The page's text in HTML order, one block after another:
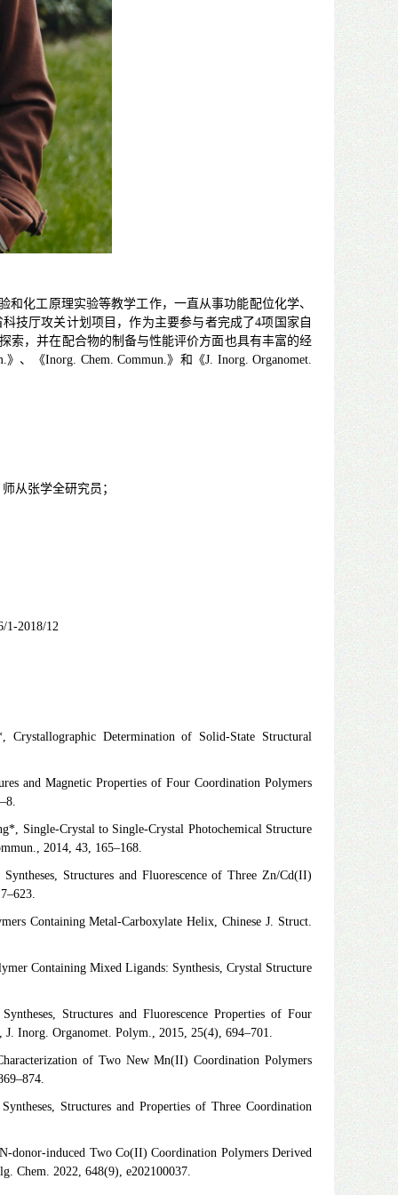
化工原理实验等教学工作，一直从事功能配位化学、
科技厅攻关计划项目，作为主要参与者完成了4项国家自
索，并在配合物的制备与性能评价方面也具有丰富的经
》、《Inorg. Chem. Commun. 》和《J. Inorg. Organomet.
从张学全研究员；
1-2018/12
Determination of Solid-State Structural
and Magnetic Properties of Four Coordination Polymers
Single-Crystal to Single-Crystal Photochemical Structure
2014, 43, 165–168.
Structures and Fluorescence of Three Zn/Cd(II)
Containing Metal-Carboxylate Helix, Chinese J. Struct.
Containing Mixed Ligands: Synthesis, Crystal Structure
Structures and Fluorescence Properties of Four
Inorg. Organomet. Polym., 2015, 25(4), 694–701.
of Two New Mn(II) Coordination Polymers
Structures and Properties of Three Coordination
induced Two Co(II) Coordination Polymers Derived
Chem. 2022, 648(9), e202100037.